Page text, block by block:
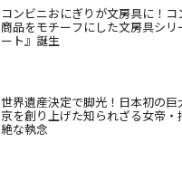
コンビニおにぎりが文房具に！
商品をモチーフにした文房具シリ
ート』誕生
世界遺産決定で脚光！日本初の巨
京を創り上げた知られざる女帝
絶な執念